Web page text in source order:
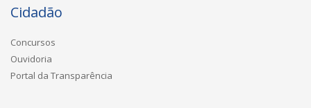
Cidadão
Concursos
Ouvidoria
Portal da Transparência